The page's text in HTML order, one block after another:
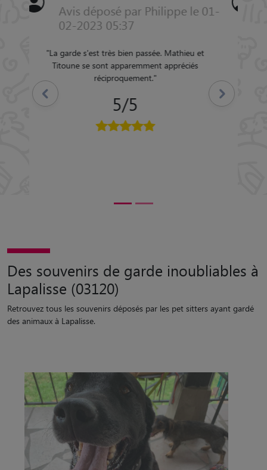
Avis déposé par Anne le 31-08-
2022 06:44
"Malgré un début difficile (adaptation), mon
chien a passé un excellent séjour, les photos
m ont permis de suivre ses activités et ses
jeux . Il a été très heureux. Camille est une
femme disponible et à l écoute des maîtres
et des animaux. Un grand merci , je
recommande.
Précédent Suivant
Des souvenirs de garde inoubliables à
Lapalisse (03120)
Retrouvez tous les souvenirs déposés par les pet sitters ayant gardé
des animaux à Lapalisse.